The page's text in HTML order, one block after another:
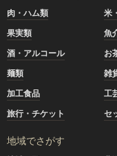
肉・ハム類 米
果実類
魚
酒・アルコール
お
麺類
雑
加工食品
工
旅行・チケット
セ
地域でさがす